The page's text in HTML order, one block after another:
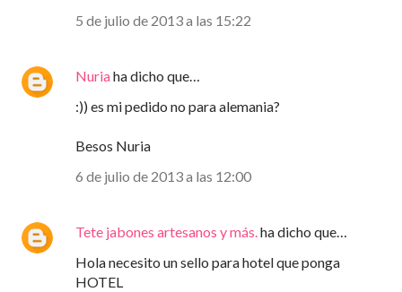
5 de julio de 2013 a las 15:22
Nuriaha dicho que…
:)) es mi pedido no para alemania?
Besos Nuria
6 de julio de 2013 a las 12:00
Tete jabones artesanos y más.ha dicho que…
Hola necesito un sello para hotel que ponga
HOTEL